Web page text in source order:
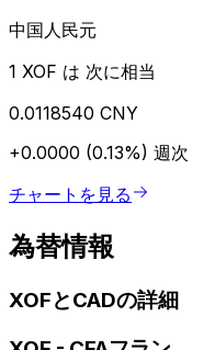
中国人民元
1 XOF は 次に相当
0.0118540 CNY
+0.0000 (0.13%) 週次
チャートを見る
為替情報
XOFとCADの詳細